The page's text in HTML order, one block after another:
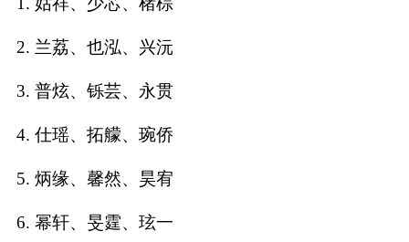
打
分
男孩名字打分
女孩名字打分
2. 兰荔、也泓、兴沅
3. 普炫、铄芸、永贯
4. 仕瑶、拓艨、琬侨
5. 炳缘、馨然、昊宥
6. 幂轩、旻霆、玹一